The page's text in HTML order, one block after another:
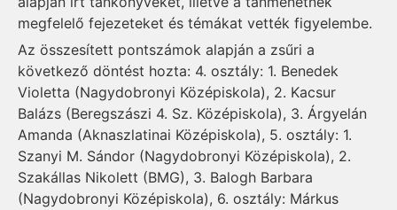
megfelelő fejezeteket és témákat vették figyelembe.
Az összesített pontszámok alapján a zsűri a
következő döntést hozta: 4. osztály: 1. Benedek
Violetta (Nagydobronyi Középiskola), 2. Kacsur
Balázs (Beregszászi 4. Sz. Középiskola), 3. Árgyelán
Amanda (Aknaszlatinai Középiskola), 5. osztály: 1.
Szanyi M. Sándor (Nagydobronyi Középiskola), 2.
Szakállas Nikolett (BMG), 3. Balogh Barbara
(Nagydobronyi Középiskola), 6. osztály: Márkus